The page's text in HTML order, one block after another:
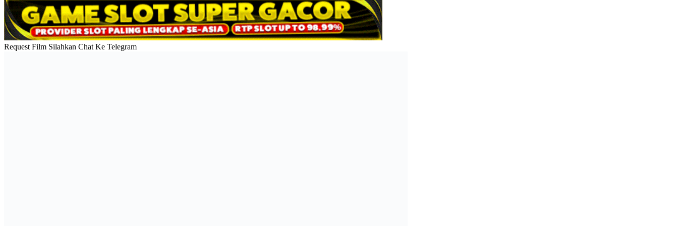
Request Film Silahkan Chat Ke Telegram